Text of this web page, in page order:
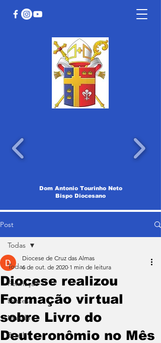
Dom Antonio Tourinho Neto
Bispo Diocesano
Post
Todas
Formação
Diocese
Mundo
Brasil
Todas
Diocese realizou
Formação virtual
sobre Livro do
Deuteronômio no Mês
Diocese de Cruz das Almas
6 de out. de 2020 1 min de leitura